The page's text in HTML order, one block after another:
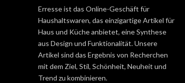
Erresse ist das Online-Geschäft für
Haushaltswaren, das einzigartige Artikel für
Haus und Küche anbietet, eine Synthese
aus Design und Funktionalität. Unsere
Artikel sind das Ergebnis von Recherchen
mit dem Ziel, Stil, Schönheit, Neuheit und
Trend zu kombinieren.